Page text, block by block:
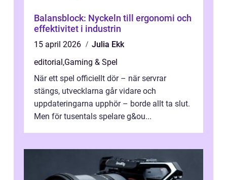
Balansblock: Nyckeln till ergonomi och
effektivitet i industrin
15 april 2026
Julia Ekk
editorial ,Gaming & Spel
När ett spel officiellt dör – när servrar
stängs, utvecklarna går vidare och
uppdateringarna upphör – borde allt ta slut.
Men för tusentals spelare g&ou...